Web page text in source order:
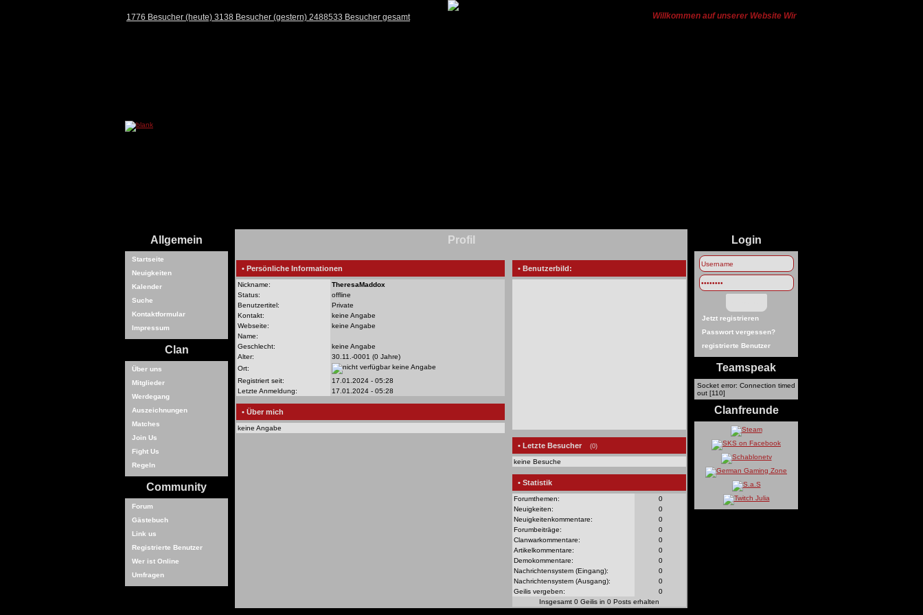
1776 Besucher (heute) 3138 Besucher (gestern) 2488533 Besucher gesamt Willkommen auf unserer Website Wir haben von Ts3 zu Discord
Allgemein
Startseite
Neuigkeiten
Kalender
Suche
Kontaktformular
Impressum
Clan
Über uns
Mitglieder
Werdegang
Auszeichnungen
Matches
Join Us
Fight Us
Regeln
Community
Forum
Gästebuch
Link us
Registrierte Benutzer
Wer ist Online
Umfragen
Profil
• Persönliche Informationen
Nickname:
TheresaMaddox
Status:
offline
Benutzertitel:
Private
Kontakt:
keine Angabe
Webseite:
keine Angabe
Name:
Geschlecht:
keine Angabe
Alter:
30.11.-0001 (0 Jahre)
Ort:
keine Angabe
Registriert seit:
17.01.2024 - 05:28
Letzte Anmeldung:
17.01.2024 - 05:28
• Über mich
keine Angabe
• Benutzerbild:
• Letzte Besucher (0)
keine Besuche
• Statistik
Forumthemen:
0
Neuigkeiten:
0
Neuigkeitenkommentare:
0
Forumbeiträge:
0
Clanwarkommentare:
0
Artikelkommentare:
0
Demokommentare:
0
Nachrichtensystem (Eingang):
0
Nachrichtensystem (Ausgang):
0
Geilis vergeben:
0
Insgesamt 0 Geilis in 0 Posts erhalten
Login
Jetzt registrieren
Passwort vergessen?
registrierte Benutzer
Teamspeak
Socket error: Connection timed
out [110]
Clanfreunde